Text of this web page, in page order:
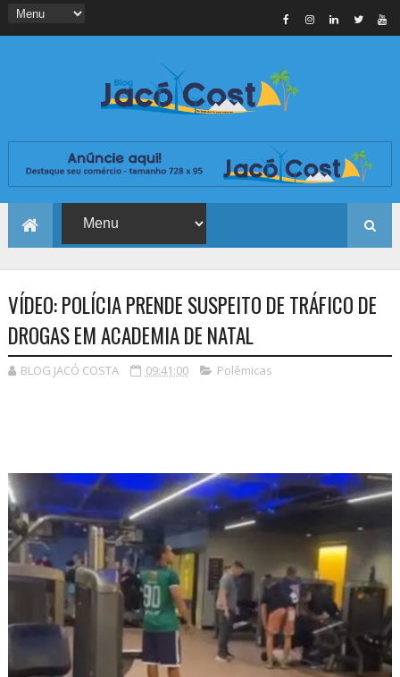
VÍDEO: POLÍCIA PRENDE SUSPEITO DE TRÁFICO DE
DROGAS EM ACADEMIA DE NATAL
BLOG JACÓ COSTA 09:41:00 Polêmicas